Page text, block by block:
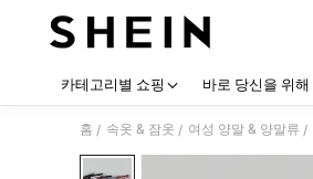
카테고리별 쇼핑 바로 당신을 위해
홈 / 속옷 & 잠옷 / 여성 양말 & 양말류 /